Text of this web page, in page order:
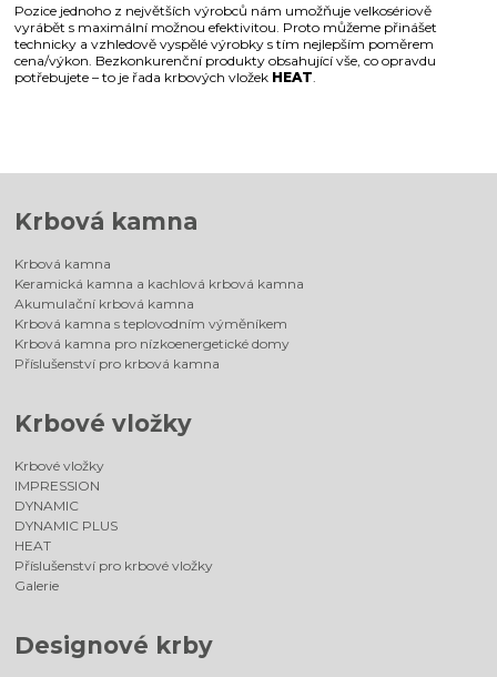
Pozice jednoho z největších výrobců nám umožňuje velkosériově
vyrábět s maximální možnou efektivitou. Proto můžeme přinášet
technicky a vzhledově vyspělé výrobky s tím nejlepším poměrem
cena/výkon. Bezkonkurenční produkty obsahující vše, co opravdu
potřebujete – to je řada krbových vložek HEAT
Krbová kamna
Krbová kamna
Keramická kamna a kachlová krbová kamna
Akumulační krbová kamna
Krbová kamna s teplovodním výměníkem
Krbová kamna pro nízkoenergetické domy
Příslušenství pro krbová kamna
Krbové vložky
Krbové vložky
IMPRESSION
DYNAMIC
DYNAMIC PLUS
HEAT
Příslušenství pro krbové vložky
Galerie
Designové krby